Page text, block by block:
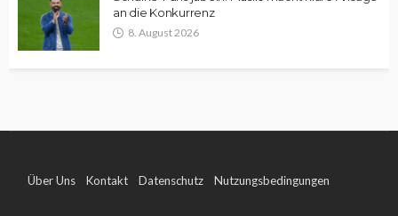
an die Konkurrenz
8. August 2026
Über Uns Kontakt Datenschutz Nutzungsbedingungen